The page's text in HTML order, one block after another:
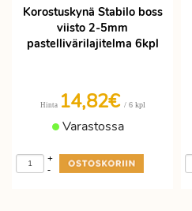
Korostuskynä Stabilo boss
viisto 2-5mm
pastellivärilajitelma 6kpl
Hinta 14,82€ / 6 kpl
Varastossa
-
+